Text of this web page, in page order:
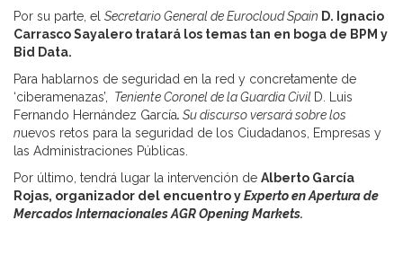
Por su parte, el Secretario General de Eurocloud Spain D. Ignacio
Carrasco Sayalero tratará los temas tan en boga de BPM y
Bid Data.
Para hablarnos de seguridad en la red y concretamente de
‘ciberamenazas’,
Teniente Coronel de la Guardia Civil D. Luis
Fernando Hernández García. Su discurso versará sobre los
nuevos retos para la seguridad de los Ciudadanos, Empresas y
las Administraciones Públicas.
Por último, tendrá lugar la intervención de Alberto García
Rojas, organizador del encuentro yExperto en Apertura de
Mercados Internacionales AGR OpeningMarkets.